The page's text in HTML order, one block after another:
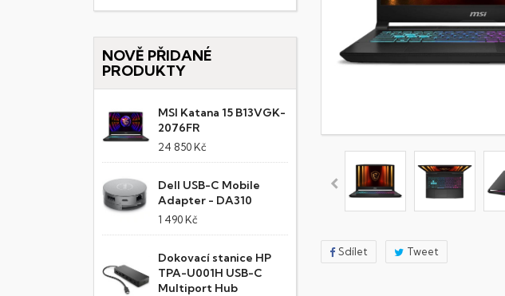
NOVĚ PŘIDANÉ
PRODUKTY
MSI Katana 15 B13VGK-
2076FR
24 850 Kč
Dell USB-C Mobile
Adapter - DA310
1 490 Kč
Dokovací stanice HP
TPA-U001H USB-C
Multiport Hub
Sdílet Tweet